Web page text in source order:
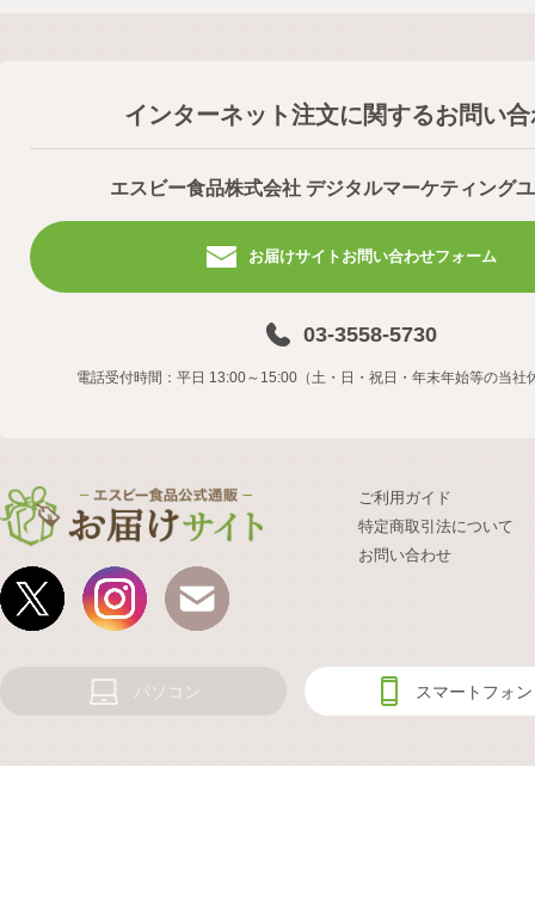
インターネット注文に関するお問い
エスビー食品株式会社 デジタルマーケティング
お届けサイトお問い合わせフォーム
03-3558-5730
電話受付時間：平日 13:00～15:00（土・日・祝日・年末年始等の当社
ご利用ガイド
特定商取引法について
お問い合わせ
パソコン スマートフォン